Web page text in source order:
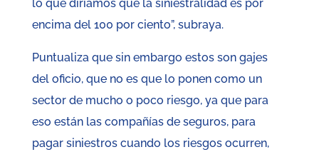
lo que diríamos que la siniestralidad es por
encima del 100 por ciento”, subraya.
Puntualiza que sin embargo estos son gajes
del oficio, que no es que lo ponen como un
sector de mucho o poco riesgo, ya que para
eso están las compañías de seguros, para
pagar siniestros cuando los riesgos ocurren,